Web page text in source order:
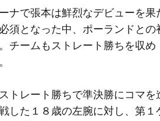
ナで張本は鮮烈なデビューを果
須となった中、ポーランドとの
チームもストレート勝ちを収め
レート勝ちで準決勝にコマを
した１８歳の左腕に対し、第１